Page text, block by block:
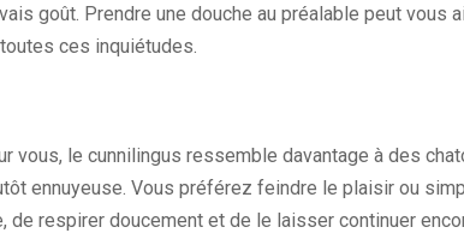
goût. Prendre une douche au préalable peut vous
ces inquiétudes.
vous, le cunnilingus ressemble davantage à des
ennuyeuse. Vous préférez feindre le plaisir ou
de respirer doucement et de le laisser continuer